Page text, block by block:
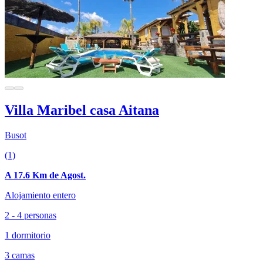
Villa Maribel casa Aitana
Busot
(1)
A 17.6 Km de Agost.
Alojamiento entero
2 - 4 personas
1 dormitorio
3 camas